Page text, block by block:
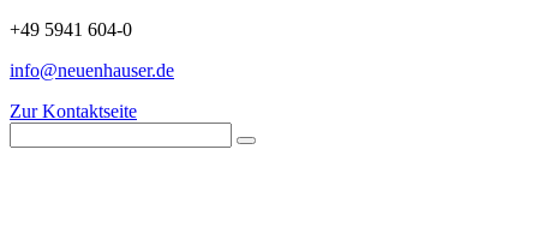
+49 5941 604-0
info@neuenhauser.de
Zur Kontaktseite